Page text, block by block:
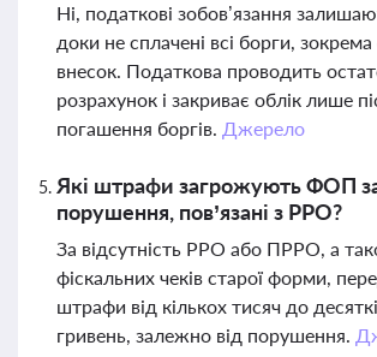
Ні, податкові зобов’язання
доки не сплачені всі борги,
внесок. Податкова проводить
розрахунок і закриває облік лише
погашення боргів. Джерело
Які штрафи загрожують ФОП
порушення, пов’язані з РРО?
За відсутність РРО або ПРРО, а
фіскальних чеків старої форми,
штрафи від кількох тисяч до
гривень, залежно від порушення.